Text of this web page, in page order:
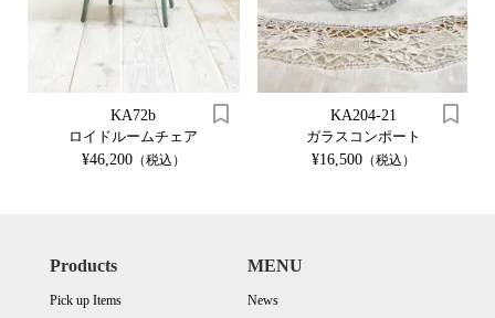
KA72b
ロイドルームチェア
¥46,200（税込）
KA204-21
ガラスコンポート
¥16,500（税込）
Products
Pick up Items
MENU
News